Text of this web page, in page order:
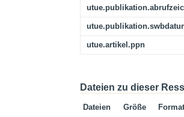
utue.artikel.ppn
Dateien zu dieser
Dateien Größe
Format